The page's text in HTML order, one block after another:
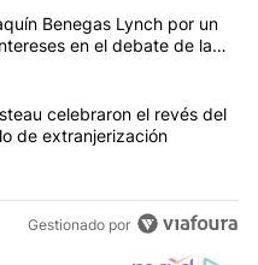
más comentarios en los
"Di Tullio impugnó a
Benegas Lynch por un
en el debate de la
"Grabois, Moreau y
celebraron el revés del
de extranjerización
Gestionado por